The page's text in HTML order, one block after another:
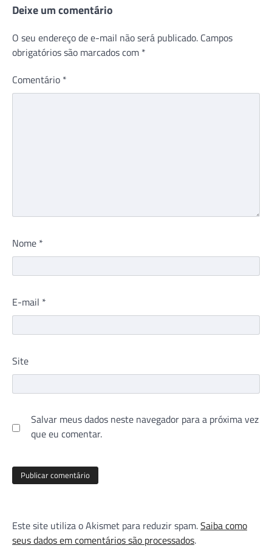
Deixe um comentário
O seu endereço de e-mail não será publicado. Campos
obrigatórios são marcados com *
Comentário *
Nome *
E-mail *
Site
Salvar meus dados neste navegador para a próxima vez
que eu comentar.
Este site utiliza o Akismet para reduzir spam.Saiba como
seus dados em comentários são processados.